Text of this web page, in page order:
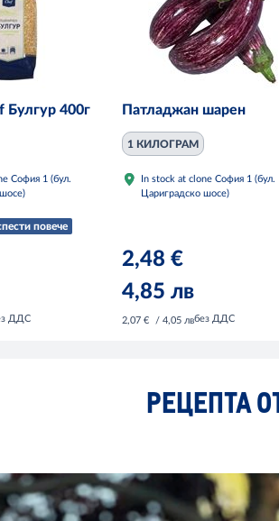
Булгур 400г
София 1 (бул.
повече
ДДС
Патладжан шарен
1 КИЛОГРАМ
In stock at clone София 1 (бул.
Цариградско шосе)
2,48 €
4,85 лв
2,07 € / 4,05 лвбез ДДС
РЕЦЕПТА